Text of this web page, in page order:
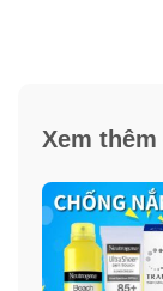
Xem